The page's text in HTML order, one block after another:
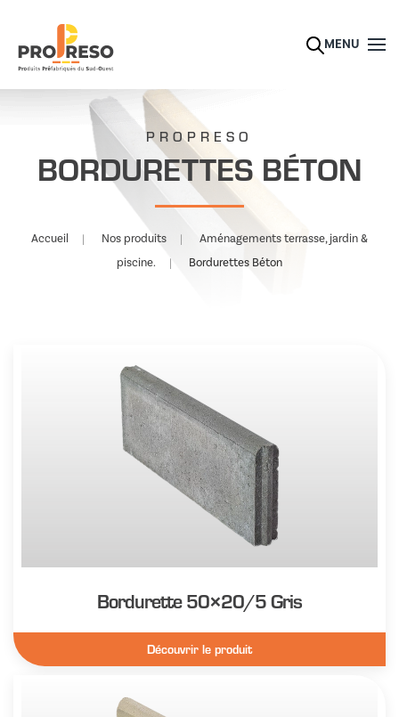
Skip to main content MENU
PROPRESO
BORDURETTES BÉTON
Accueil Nos produits
Aménagements terrasse, jardin &
piscine.
Bordurettes Béton
Bordurette 50×20/5 Gris
Découvrir le produit